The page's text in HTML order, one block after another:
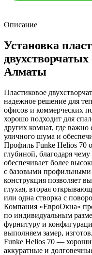
Описание
Установка
Алматы
Пластиковое
надежное решение для
офисов и коммерческих
хорошо подходит для
других комнат, где важно
уличного шума и
Профиль Funke Helios 70
глубиной, благодаря
обеспечивает более
с базовыми профильными
конструкция позволяет
глухая, вторая
или одна створка с
Компания «ЕвроОкна»
по индивидуальным
фурнитуру и
выполняем замер,
Funke Helios 70 —
аккуратные и